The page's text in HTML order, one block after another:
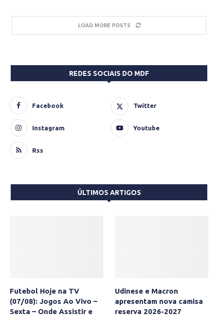
LOAD MORE POSTS
REDES SOCIAIS DO MDF
Facebook Twitter
Instagram Youtube
Rss
ÚLTIMOS ARTIGOS
Futebol Hoje na TV
(07/08): Jogos Ao Vivo –
Sexta – Onde Assistir e
Udinese e Macron
apresentam nova camisa
reserva 2026-2027